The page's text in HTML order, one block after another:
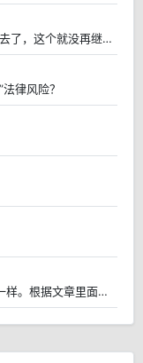
嗯，二清是个风险，后面做别的项目去了，这个就没再继续弄。
律风险？
应该是httpd权限的问题，我和问题一样。根据文章里面的操作，我已经解决https://blo...